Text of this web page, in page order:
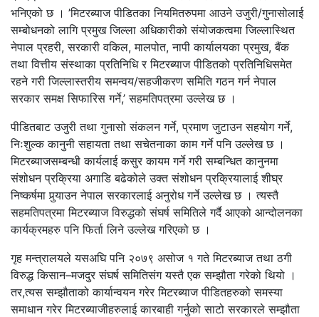
भनिएको छ । ’मिटरब्याज पीडितका नियमितरुपमा आउने उजुरी/गुनासोलाई
सम्बोधनको लागि प्रमुख जिल्ला अधिकारीको संयोजकत्वमा जिल्लास्थित
नेपाल प्रहरी, सरकारी वकिल, मालपोत, नापी कार्यालयका प्रमुख, बैंक
तथा वित्तीय संस्थाका प्रतिनिधि र मिटरब्याज पीडितको प्रतिनिधिसमेत
रहने गरी जिल्लास्तरीय समन्वय/सहजीकरण समिति गठन गर्न नेपाल
सरकार समक्ष सिफारिस गर्ने,’ सहमतिपत्रमा उल्लेख छ ।
पीडितबाट उजुरी तथा गुनासो संकलन गर्ने, प्रमाण जुटाउन सहयोग गर्ने,
निःशुल्क कानुनी सहायता तथा सचेतनाका काम गर्ने पनि उल्लेख छ ।
मिटरब्याजसम्बन्धी कार्यलाई कसुर कायम गर्ने गरी सम्बन्धित कानुनमा
संशोधन प्रक्रिया अगाडि बढेकोले उक्त संशोधन प्रक्रियालाई शीघ्र
निष्कर्षमा पुर्‍याउन नेपाल सरकारलाई अनुरोध गर्ने उल्लेख छ । त्यस्तै
सहमतिपत्रमा मिटरब्याज विरुद्धको संघर्ष समितिले गर्दै आएको आन्दोलनका
कार्यक्रमहरु पनि फिर्ता लिने उल्लेख गरिएको छ ।
गृह मन्त्रालयले यसअघि पनि २०७९ असोज १ गते मिटरब्याज तथा ठगी
विरुद्ध किसान–मजदुर संघर्ष समितिसंग यस्तै एक सम्झौता गरेको थियो ।
तर,त्यस सम्झौताको कार्यान्वयन गरेर मिटरब्याज पीडितहरुको समस्या
समाधान गरेर मिटरब्याजीहरुलाई कारबाही गर्नुको साटो सरकारले सम्झौता